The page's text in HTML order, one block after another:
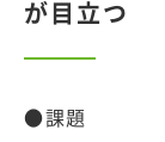
が目立つ
●課題